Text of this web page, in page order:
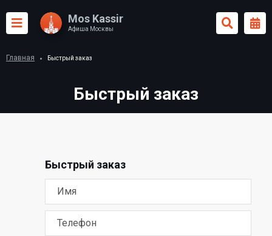
Mos Kassir
Афиша Москвы
Главная Быстрый заказ
Быстрый заказ
Быстрый заказ